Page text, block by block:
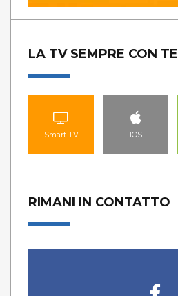
LA TV SEMPRE CON TE
Smart TV IOS
RIMANI IN CONTATTO